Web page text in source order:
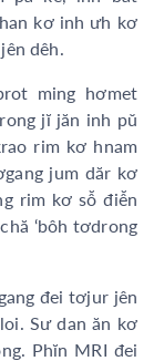
kơ inh ưh kơ
dêh.
ming hơmet
jĭ jăn inh pŭ
rim kơ hnam
jum dăr kơ
rim kơ sô̆ điê̆n
‘bôh tơdrong
đei tơjur jên
Sư dan ăn kơ
Phĭn MRI đei